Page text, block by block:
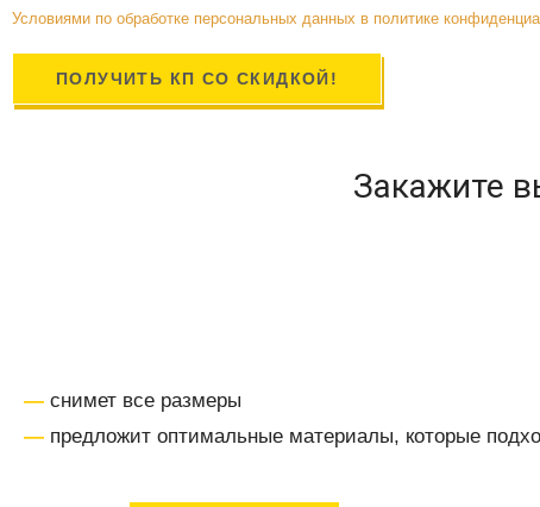
Условиями по обработке персональных данных в политике
ПОЛУЧИТЬ КП СО СКИДКОЙ!
Закажите
— снимет все размеры
— предложит оптимальные материалы, которые